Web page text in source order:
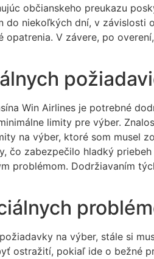
občianskeho preukazu
niekoľkých dní, v závislosti
opatrenia. V závere, po
Win Airlines je potrebné
limity pre výber.
na výber, ktoré som musel
čo zabezpečilo hladký
problémom. Dodržiavaním
na výber, stále si
ostražití, pokiaľ ide o bežné